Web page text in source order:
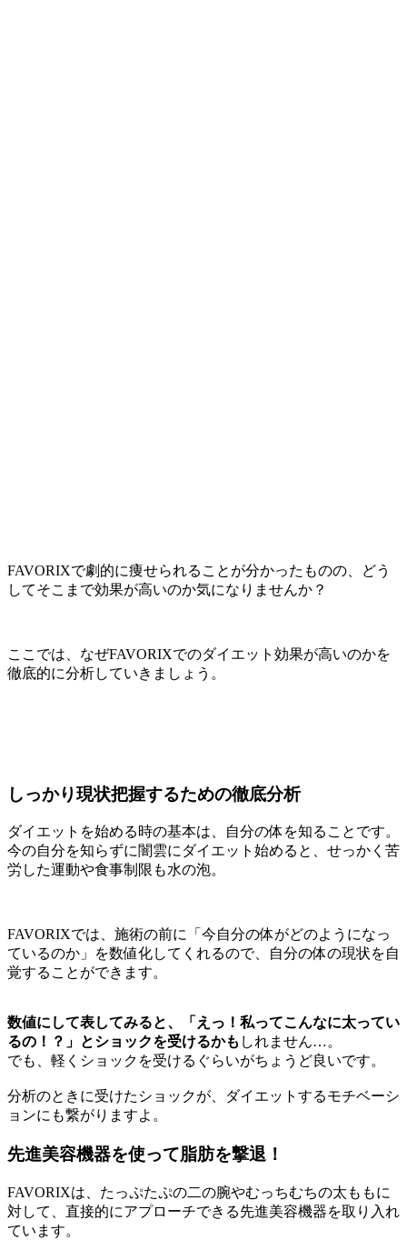
FAVORIXで劇的に痩せられることが分かったものの、どう
してそこまで効果が高いのか気になりませんか？
ここでは、なぜFAVORIXでのダイエット効果が高いのかを
徹底的に分析していきましょう。
しっかり現状把握するための徹底分析
ダイエットを始める時の基本は、自分の体を知ることです。
今の自分を知らずに闇雲にダイエット始めると、せっかく苦
労した運動や食事制限も水の泡。
FAVORIXでは、施術の前に「今自分の体がどのようになっ
ているのか」を数値化してくれるので、自分の体の現状を自
覚することができます。
数値にして表してみると、「えっ！私ってこんなに太ってい
るの！？」とショックを受けるかも しれません…。
でも、軽くショックを受けるぐらいがちょうど良いです。
分析のときに受けたショックが、ダイエットするモチベーシ
ョンにも繋がりますよ。
先進美容機器を使って脂肪を撃退！
FAVORIXは、たっぷたぷの二の腕やむっちむちの太ももに
対して、直接的にアプローチできる先進美容機器を取り入れ
ています。